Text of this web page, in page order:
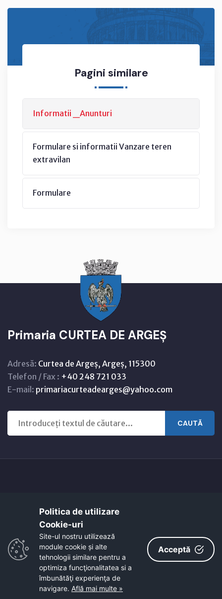
Pagini similare
Informatii _Anunturi
Formulare si informatii Vanzare teren
extravilan
Formulare
Primaria CURTEA DE ARGEȘ
Adresă: Curtea de Argeș, Argeș, 115300
Telefon / Fax : +40 248 721 033
E-mail: primariacurteadearges@yahoo.com
CAUTĂ
Harta orasului
Link-uri utile
EcoActive: Citizens for a Sustainable Europe
EcoActive: Citizens for a Sustainable Europe - Santiago
Politica de utilizare
Cookie-uri‎
Site-ul nostru utilizează
module cookie și alte
tehnologii similare pentru a
optimiza funcţionalitatea si a
îmbunătăţi experienţa de
navigare. Află mai multe »
Acceptă